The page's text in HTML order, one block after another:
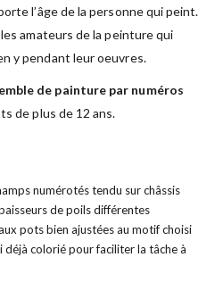
l’âge de la personne qui peint.
amateurs de la peinture qui
y pendant leur oeuvres.
de painture par numéros
de plus de 12 ans.
numérotés tendu sur châssis
de poils différentes
pots bien ajustées au motif choisi
déjà colorié pour faciliter la tâche à